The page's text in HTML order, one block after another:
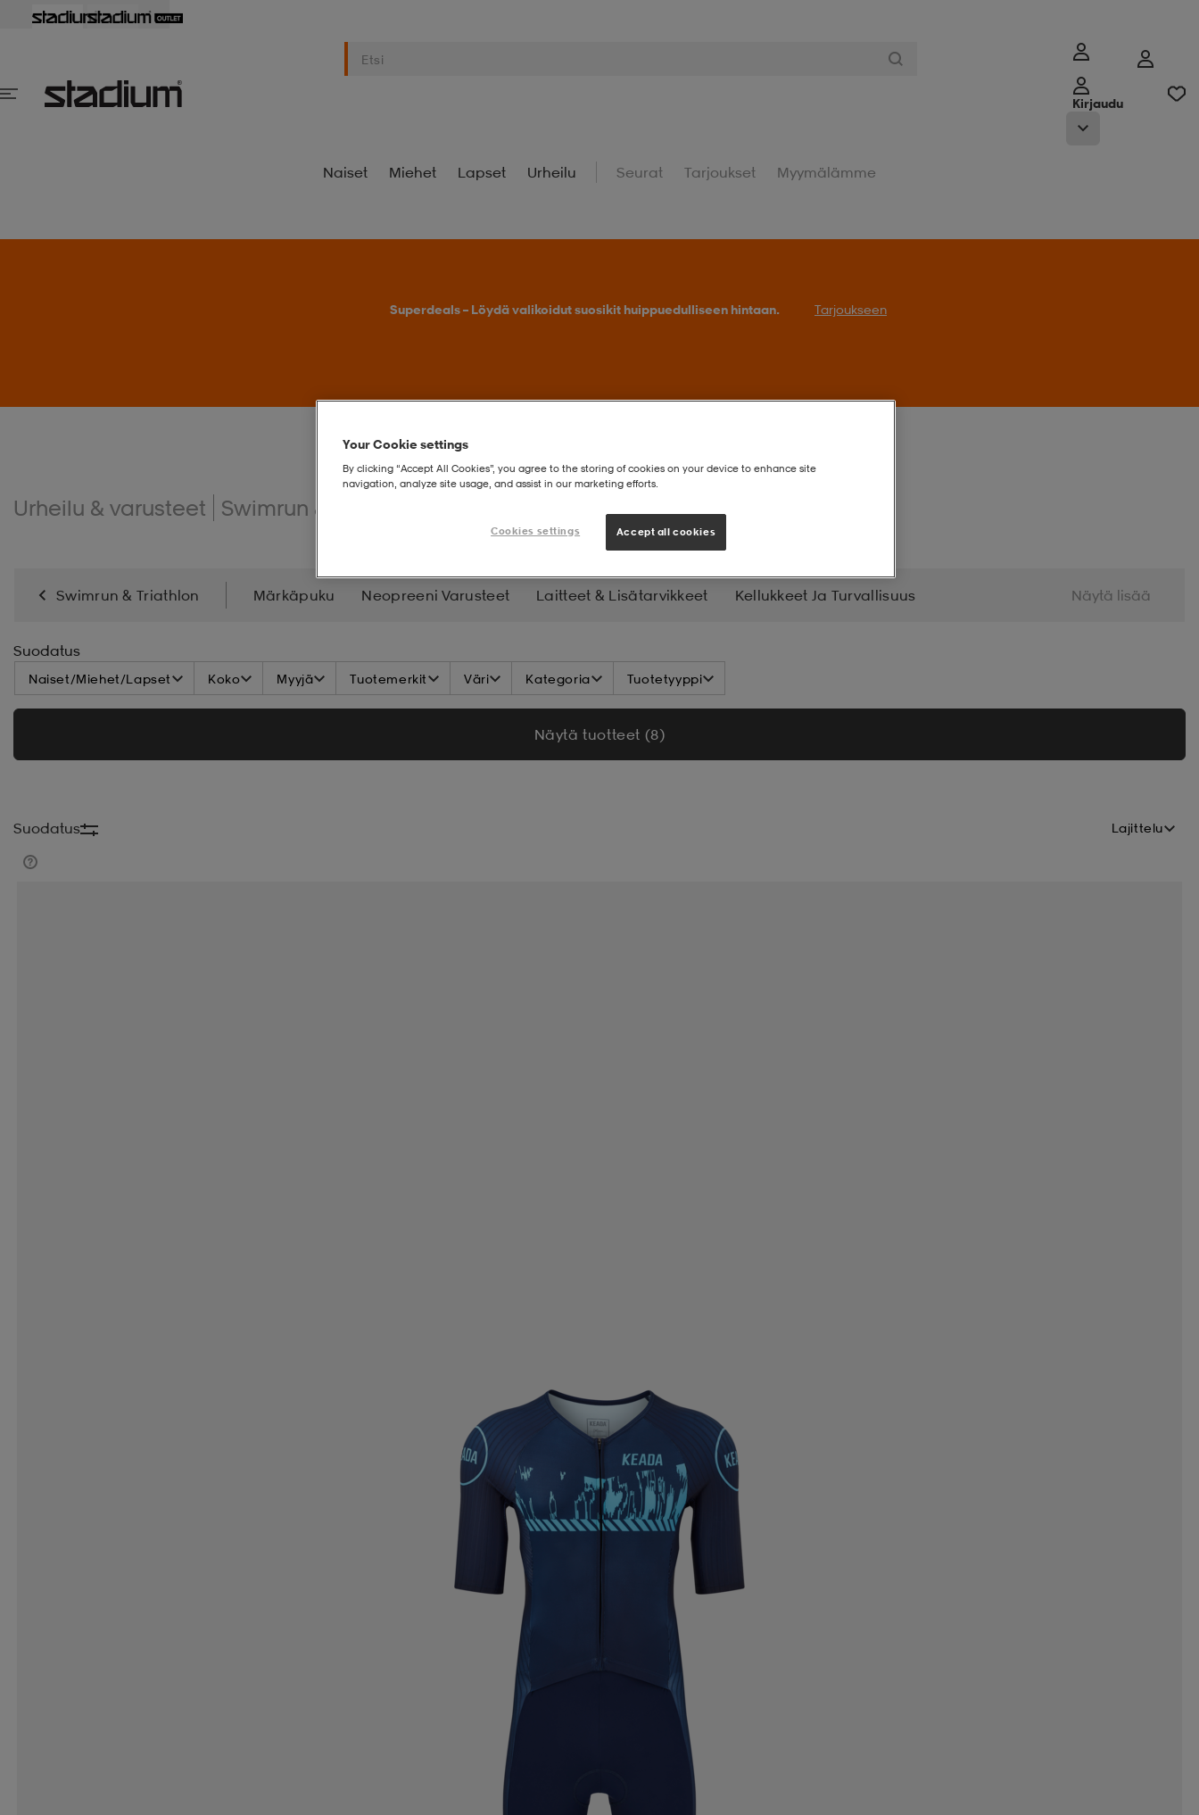
Kirjaudu
Naiset Miehet Lapset Urheilu Seurat Tarjoukset Myymälämme
Superdeals – Löydä valikoidut suosikit huippuedulliseen hintaan. Tarjoukseen
Urheilu & varusteet Swimrun & triathlon Triathlonvaatteet
Swimrun & Triathlon Märkäpuku Neopreeni Varusteet Laitteet & Lisätarvikkeet Kellukkeet Ja Turvallisuus
Triathlonvaatteet
Näytä lisää
Suodatus
Naiset/Miehet/Lapset Koko Myyjä Tuotemerkit Väri Kategoria Tuotetyyppi
Näytä tuotteet (8)
Suodatus Lajittelu
Your Cookie settings
By clicking “Accept All Cookies”, you agree to the storing of cookies on your device to enhance site
navigation, analyze site usage, and assist in our marketing efforts.
Cookies settings Accept all cookies